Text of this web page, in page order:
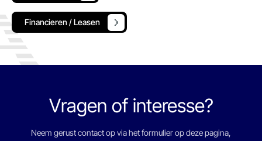
Financieren / Leasen
Vragen of interesse?
Neem gerust contact op via het formulier op deze pagina,